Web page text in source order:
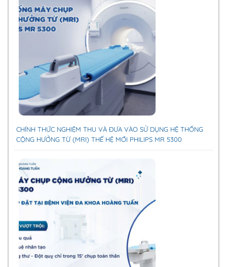
CHÍNH THỨC NGHIỆM THU VÀ ĐƯA VÀO SỬ DỤNG HỆ THỐNG
CỘNG HƯỞNG TỪ (MRI) THẾ HỆ MỚI PHILIPS MR 5300